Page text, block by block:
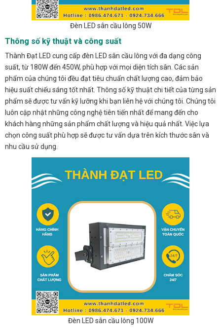
Đèn LED sân cầu lông 50W
Thông số kỹ thuật và công suất
Thành Đạt LED cung cấp đèn LED sân cầu lông với đa dạng công
suất, từ 180W đến 450W, phù hợp với mọi diện tích sân. Các sản
phẩm của chúng tôi đều đạt tiêu chuẩn chất lượng cao, đảm bảo
hiệu suất chiếu sáng tốt nhất. Thông số kỹ thuật chi tiết của từng sản
phẩm sẽ được tư vấn kỹ lưỡng khi bạn liên hệ với chúng tôi. Chúng tôi
luôn cập nhật những công nghệ tiên tiến nhất để mang đến cho
khách hàng những sản phẩm chất lượng và hiệu quả nhất. Việc lựa
chọn công suất phù hợp sẽ được tư vấn dựa trên kích thước sân và
nhu cầu sử dụng.
Đèn LED sân cầu lông 100W